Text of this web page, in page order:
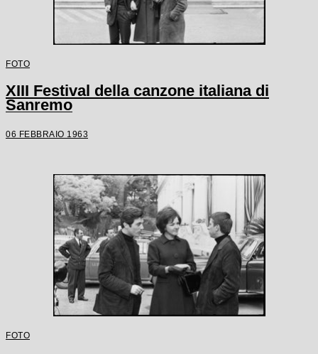
FOTO
XIII Festival della canzone italiana di
Sanremo
06 FEBBRAIO 1963
FOTO